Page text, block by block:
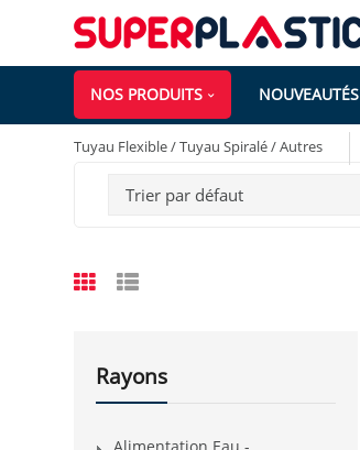
NOS PRODUITS NOUVEAUTÉS
Tuyau Flexible / Tuyau Spiralé / Autres
Trier par défaut
Rayons